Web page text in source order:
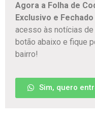
Agora a Folha de
Exclusivo e
acesso às notícias de
botão abaixo e fique
bairro!
Sim, quero